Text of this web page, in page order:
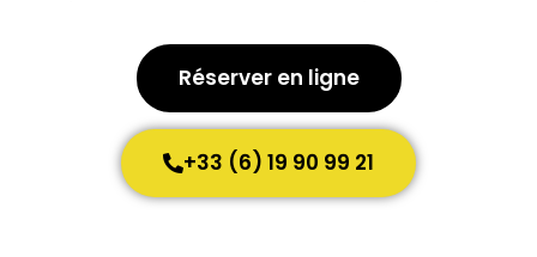
Réserver en ligne
+33 (6) 19 90 99 21